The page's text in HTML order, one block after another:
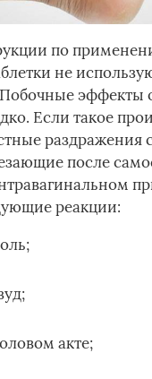
по
не
Побочные эффекты
Если такое
раздражения
после
реакции:
акте;